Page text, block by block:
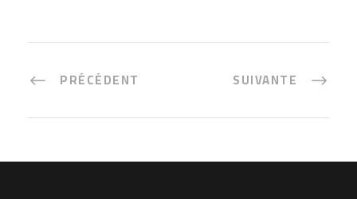
PRÉCÉDENT SUIVANTE